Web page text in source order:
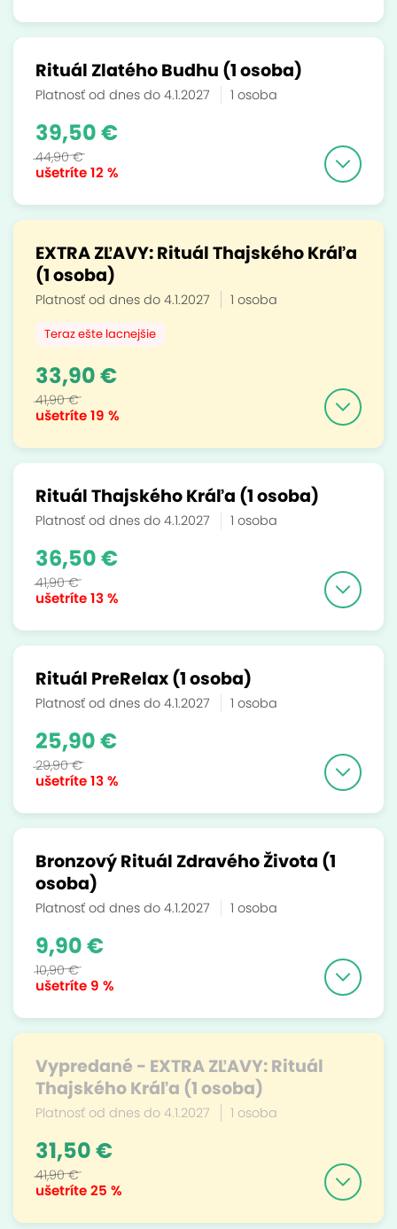
Rituál Zlatého Budhu (1 osoba)
Platnosť od dnes do 4.1.2027 1 osoba
ušetríte12 %
39,50 €
44,90 €
EXTRA ZĽAVY: Rituál Thajského Kráľa
(1 osoba)
Platnosť od dnes do 4.1.2027 1 osoba
Teraz ešte lacnejšie
ušetríte19 %
33,90 €
41,90 €
Rituál Thajského Kráľa (1 osoba)
Platnosť od dnes do 4.1.2027 1 osoba
ušetríte13 %
36,50 €
41,90 €
Rituál PreRelax (1 osoba)
Platnosť od dnes do 4.1.2027 1 osoba
ušetríte13 %
25,90 €
29,90 €
Bronzový Rituál Zdravého Života (1
osoba)
Platnosť od dnes do 4.1.2027 1 osoba
ušetríte 9 %
9,90 €
10,90 €
Vypredané - EXTRA ZĽAVY: Rituál
Thajského Kráľa (1 osoba)
Platnosť od dnes do 4.1.2027 1 osoba
ušetríte25 %
31,50 €
41,90 €